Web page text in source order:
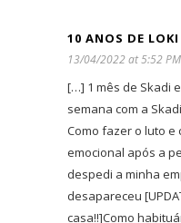
10 ANOS DE
13/04/2022 at 5:52 PM
[…] 1 mês de Skadi
semana com a
Como fazer o luto e
emocional após a
despedi a minha
desapareceu
casa!!]Como